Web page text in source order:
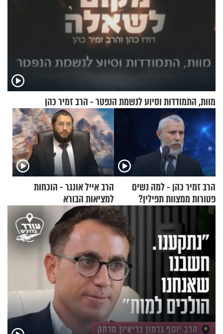
מוות, התמודדות וסיוע לנשמת הנפטר - הרב זמיר כהן
הרב זמיר כהן - למה נשים
פטורות ממצוות תפילין?
הרב אייל אונגר - הוכחות
למציאות הבורא